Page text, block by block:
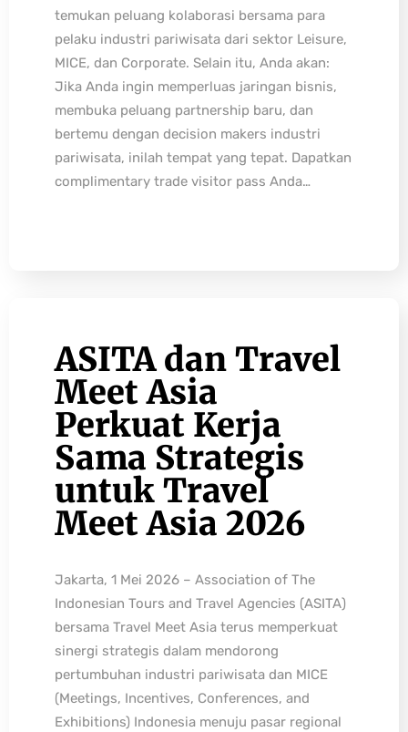
temukan peluang kolaborasi bersama para
pelaku industri pariwisata dari sektor Leisure,
MICE, dan Corporate. Selain itu, Anda akan:
Jika Anda ingin memperluas jaringan bisnis,
membuka peluang partnership baru, dan
bertemu dengan decision makers industri
pariwisata, inilah tempat yang tepat. Dapatkan
complimentary trade visitor pass Anda…
ASITA dan Travel
Meet Asia
Perkuat Kerja
Sama Strategis
untuk Travel
Meet Asia 2026
Jakarta, 1 Mei 2026 – Association of The
Indonesian Tours and Travel Agencies (ASITA)
bersama Travel Meet Asia terus memperkuat
sinergi strategis dalam mendorong
pertumbuhan industri pariwisata dan MICE
(Meetings, Incentives, Conferences, and
Exhibitions) Indonesia menuju pasar regional